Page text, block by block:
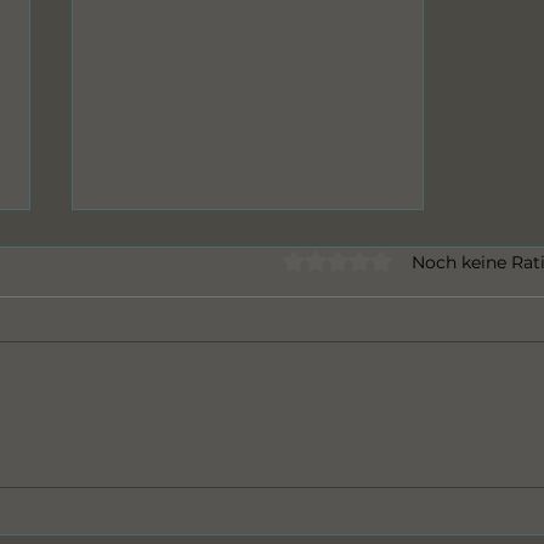
Mit 0 von 5 Sternen
Noch keine